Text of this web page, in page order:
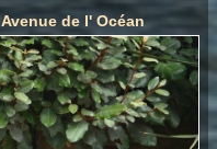
Avenue de l' Océan